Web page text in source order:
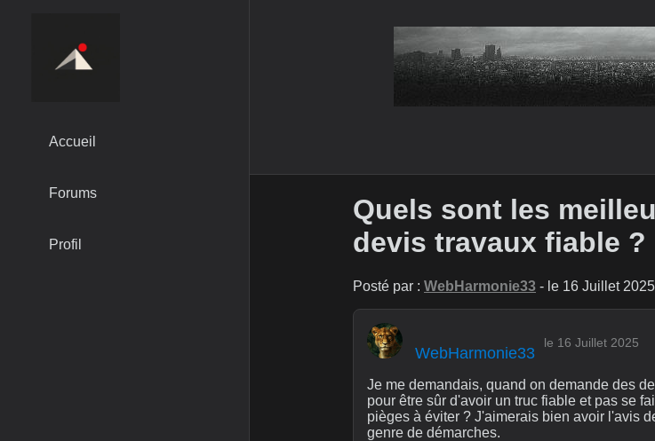
Accueil
Forums
Profil
Quels sont les
devis travaux fiable ?
Posté par : WebHarmonie33 - le 16 Juillet 2025
WebHarmonie33
le 16 Juillet 2025
Je me demandais, quand on demande des
pour être sûr d'avoir un truc fiable et pas se
pièges à éviter ? J'aimerais bien avoir l'avis
genre de démarches.